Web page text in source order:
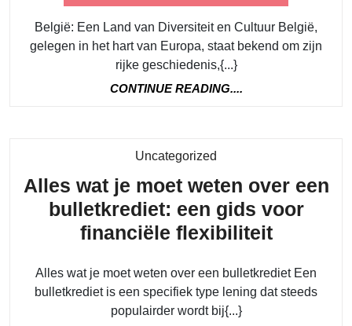
België: Een Land van Diversiteit en Cultuur België,
gelegen in het hart van Europa, staat bekend om zijn
rijke geschiedenis,{...}
CONTINUE READING....
Uncategorized
Alles wat je moet weten over een
bulletkrediet: een gids voor
financiële flexibiliteitAlles
je
moet
Alles wat je moet weten over een bulletkrediet Een
bulletkrediet is een specifiek type lening dat steeds
populairder wordt bij{...}